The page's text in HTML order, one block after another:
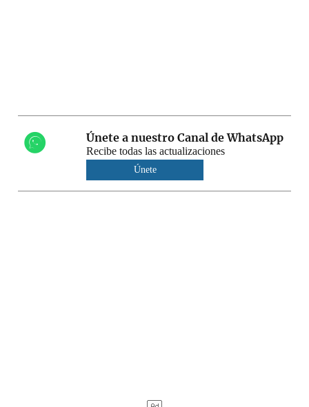
Únete a nuestro Canal de WhatsApp
Recibe todas las actualizaciones
Únete